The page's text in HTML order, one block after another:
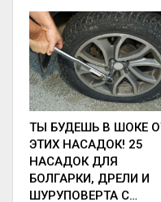
ТЫ БУДЕШЬ В ШОКЕ
ЭТИХ НАСАДОК! 25
НАСАДОК ДЛЯ
БОЛГАРКИ, ДРЕЛИ И
ШУРУПОВЕРТА С…